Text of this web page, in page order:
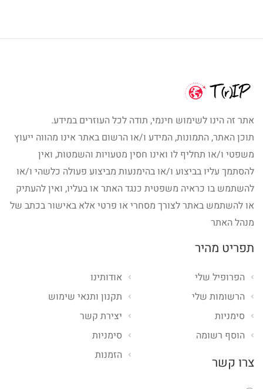
אתר זה הינו לשימוש חינמי, תודה לכל העוזרים במידע.
תוכן האתר, התמונות, המידע ו/או הרשום באתר אינו מהווה ייעוץ
משפטי ו/או תחליף לו ואינו חסין מטעויות והשמטות, ואין
להסתמך עליו בביצוע ו/או בהימנעות מביצוע פעולה כלשהי ו/או
להשתמש בו כראיה משפטית כנגד האתר או בעליו, ואין להעתיק
או להשתמש באתר לצורך מסחרי או פרטי אלא באישור בכתב של
מנהל האתר
תפריט מהיר
אודותינו
תקנון ותנאי שימוש
יצירת קשר
סימניות
הזמנות
הפרופיל שלי
הרשומות שלי
סימניות
הוסף רשומה
צרו קשר